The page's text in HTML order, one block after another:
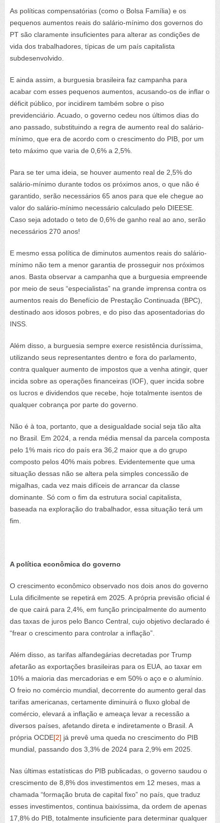
As políticas compensatórias (como o Bolsa Família) e os
pequenos aumentos reais do salário-mínimo dos governos do
PT são claramente insuficientes para alterar as condições de
vida dos trabalhadores, típicas de um país capitalista
subdesenvolvido.
E ainda assim, a burguesia brasileira faz campanha para
acabar com esses pequenos aumentos, acusando-os de inflar o
déficit público, por incidirem também sobre o piso
previdenciário. Acuado, o governo cedeu nos últimos dias do
ano passado, substituindo a regra de aumento real do salário-
mínimo, que era de acordo com o crescimento do PIB, por um
teto máximo que varia de 0,6% a 2,5%.
Para se ter uma ideia, se houver aumento real de 2,5% do
salário-mínimo durante todos os próximos anos, o que não é
garantido, serão necessários 65 anos para que ele chegue ao
valor do salário-mínimo necessário calculado pelo DIEESE.
Caso seja adotado o teto de 0,6% de ganho real ao ano, serão
necessários 270 anos!
E mesmo essa política de diminutos aumentos reais do salário-
mínimo não tem a menor garantia de prosseguir nos próximos
anos. Basta observar a campanha que a burguesia empreende
por meio de seus “especialistas” na grande imprensa contra os
aumentos reais do Benefício de Prestação Continuada (BPC),
destinado aos idosos pobres, e do piso das aposentadorias do
INSS.
Além disso, a burguesia sempre exerce resistência duríssima,
utilizando seus representantes dentro e fora do parlamento,
contra qualquer aumento de impostos que a venha atingir, quer
incida sobre as operações financeiras (IOF), quer incida sobre
os lucros e dividendos que recebe, hoje totalmente isentos de
qualquer cobrança por parte do governo.
Não é à toa, portanto, que a desigualdade social seja tão alta
no Brasil. Em 2024, a renda média mensal da parcela composta
pelo 1% mais rico do país era 36,2 maior que a do grupo
composto pelos 40% mais pobres. Evidentemente que uma
situação dessas não se altera pela simples concessão de
migalhas, cada vez mais difíceis de arrancar da classe
dominante. Só com o fim da estrutura social capitalista,
baseada na exploração do trabalhador, essa situação terá um
fim.
A política econômica do governo
O crescimento econômico observado nos dois anos do governo
Lula dificilmente se repetirá em 2025. A própria previsão oficial é
de que cairá para 2,4%, em função principalmente do aumento
das taxas de juros pelo Banco Central, cujo objetivo declarado é
“frear o crescimento para controlar a inflação”.
Além disso, as tarifas alfandegárias decretadas por Trump
afetarão as exportações brasileiras para os EUA, ao taxar em
10% a maioria das mercadorias e em 50% o aço e o alumínio.
O freio no comércio mundial, decorrente do aumento geral das
tarifas americanas, certamente diminuirá o fluxo global de
comércio, elevará a inflação e ameaça levar a recessão a
diversos países, afetando direta e indiretamente o Brasil. A
própria OCDE[2] já prevê uma queda no crescimento do PIB
mundial, passando dos 3,3% de 2024 para 2,9% em 2025.
Nas últimas estatísticas do PIB publicadas, o governo saudou o
crescimento de 8,8% dos investimentos em 12 meses, mas a
chamada “formação bruta de capital fixo” no país, que traduz
esses investimentos, continua baixíssima, da ordem de apenas
17,8% do PIB, totalmente insuficiente para determinar qualquer